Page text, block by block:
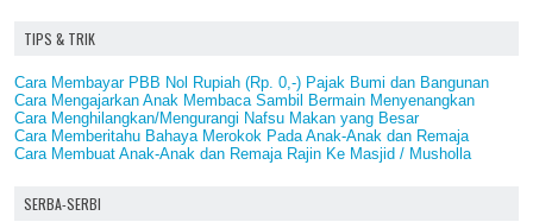
TIPS & TRIK
Cara Membayar PBB Nol Rupiah (Rp. 0,-) Pajak Bumi dan Bangunan
Cara Mengajarkan Anak Membaca Sambil Bermain Menyenangkan
Cara Menghilangkan/Mengurangi Nafsu Makan yang Besar
Cara Memberitahu Bahaya Merokok Pada Anak-Anak dan Remaja
Cara Membuat Anak-Anak dan Remaja Rajin Ke Masjid / Musholla
SERBA-SERBI